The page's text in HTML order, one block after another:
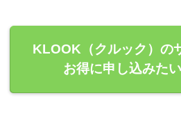
KLOOK（クルック）の
お得に申し込みた